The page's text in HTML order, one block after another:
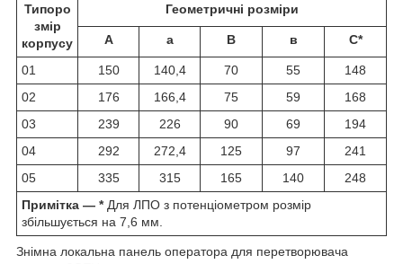
Типоро
змір
корпусу
Геометричні розміри
А а В в С*
01 150 140,4 70 55
148
02
176 166,4 75 59
168
03
239 226 90 69
194
04
292 272,4 125 97
241
05
335 315 165 140
248
Примітка — *Для ЛПО з потенціометром розмір
збільшується на 7,6 мм.
Знімна локальна панель оператора для перетворювача